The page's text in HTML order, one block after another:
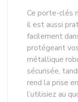
Ce porte-clés
il est aussi
facilement
protégeant
métallique
sécurisée,
rend la prise
l’utilisiez au